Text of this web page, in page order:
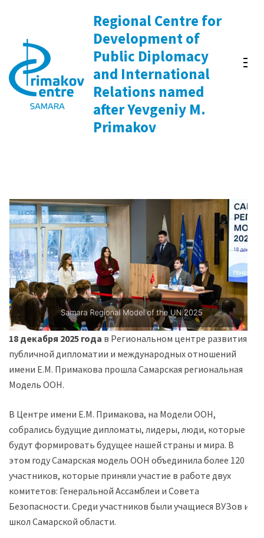
content
Enter)
Regional Centre for
Development of
Public Diplomacy
and International
Relations named
after Yevgeniy M.
Primakov
18 декабря 2025 года в Региональном центре развития
публичной дипломатии и международных отношений
имени Е.М. Примакова прошла Самарская региональная
Модель ООН.
В Центре имени Е.М. Примакова, на Модели ООН,
собрались будущие дипломаты, лидеры, люди, которые
будут формировать будущее нашей страны и мира. В
этом году Самарская модель ООН объединила более 120
участников, которые приняли участие в работе двух
комитетов: Генеральной Ассамблеи и Совета
Безопасности. Среди участников были учащиеся ВУЗов и
школ Самарской области.